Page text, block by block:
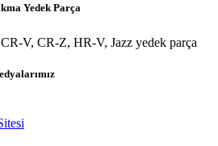
Parça
V, CR-Z, HR-V, Jazz yedek parça